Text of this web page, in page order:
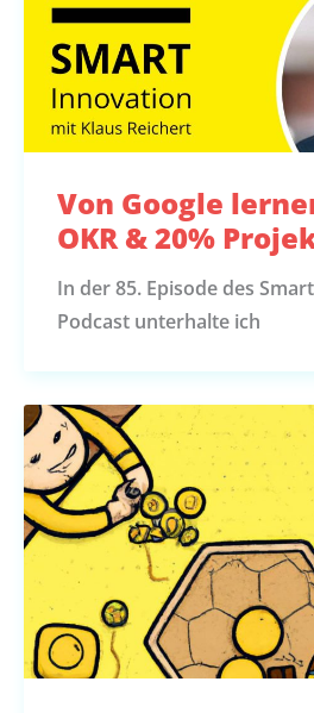
Von Google
OKR & 20%
In der 85. Episode des
Podcast unterhalte ich